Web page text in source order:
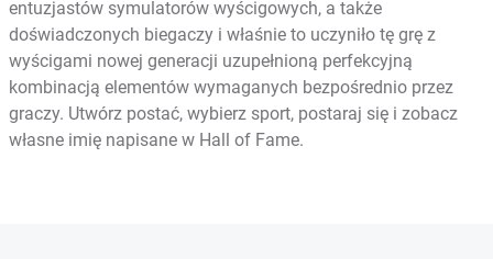
entuzjastów symulatorów wyścigowych, a także
doświadczonych biegaczy i właśnie to uczyniło tę grę z
wyścigami nowej generacji uzupełnioną perfekcyjną
kombinacją elementów wymaganych bezpośrednio przez
graczy. Utwórz postać, wybierz sport, postaraj się i zobacz
własne imię napisane w Hall of Fame.